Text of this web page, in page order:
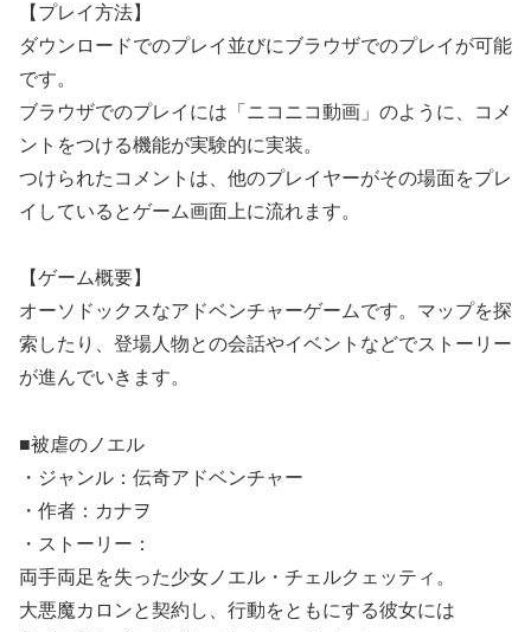
【プレイ方法】
ダウンロードでのプレイ並びにブラウザでのプレイが可能
です。
ブラウザでのプレイには「ニコニコ動画」のように、コメ
ントをつける機能が実験的に実装。
つけられたコメントは、他のプレイヤーがその場面をプレ
イしているとゲーム画面上に流れます。
【ゲーム概要】
オーソドックスなアドベンチャーゲームです。マップを探
索したり、登場人物との会話やイベントなどでストーリー
が進んでいきます。
■被虐のノエル
・ジャンル：伝奇アドベンチャー
・作者：カナヲ
・ストーリー：
両手両足を失った少女ノエル・チェルクェッティ。
大悪魔カロンと契約し、行動をともにする彼女には